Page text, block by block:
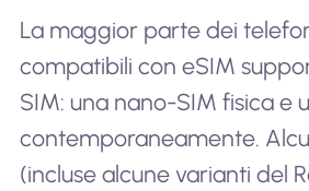
La maggior parte dei
compatibili con eSIM
SIM: una nano-SIM fisica e
contemporaneamente.
(incluse alcune varianti del